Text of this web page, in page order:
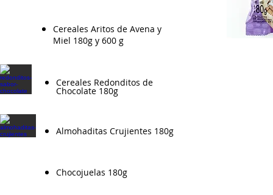
Chocojuelas 180g
Almohaditas Crujientes 180g
​Cereales Redonditos de
Chocolate 180g
Cereales Aritos de Avena y
Miel 180g y 600 g